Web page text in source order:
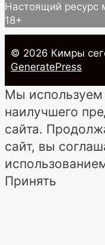
Настоящий ресурс
18+
© 2026 Кимры
GeneratePress
Мы
наилучшего
сайта.
сайт, вы
Принять